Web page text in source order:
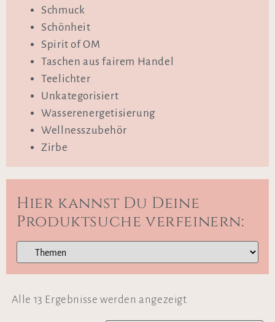
Schmuck
Schönheit
Spirit of OM
Taschen aus fairem Handel
Teelichter
Unkategorisiert
Wasserenergetisierung
Wellnesszubehör
Zirbe
Hier kannst Du Deine
Produktsuche verfeinern:
Alle 13 Ergebnisse werden angezeigt